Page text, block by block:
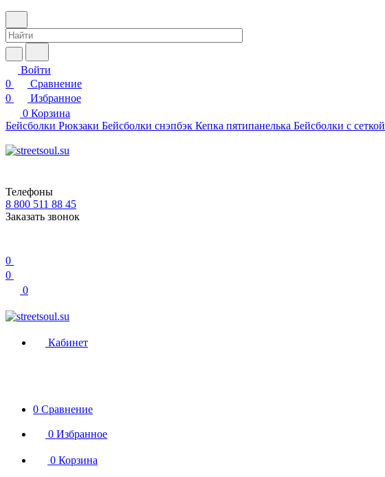
Войти
0
Сравнение
0
Избранное
0 Корзина
Бейсболки Рюкзаки Бейсболки снэпбэк Кепка пятипанелька Бейсболки с сеткой
Телефоны
8 800 511 88 45
Заказать звонок
0
0
0
Кабинет
0 Сравнение
0 Избранное
0 Корзина